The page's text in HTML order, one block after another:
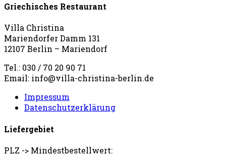
Griechisches Restaurant
Villa Christina
Mariendorfer Damm 131
12107 Berlin – Mariendorf
Tel.: 030 / 70 20 90 71
Email: info@villa-christina-berlin.de
Impressum
Datenschutzerklärung
Liefergebiet
PLZ -> Mindestbestellwert: